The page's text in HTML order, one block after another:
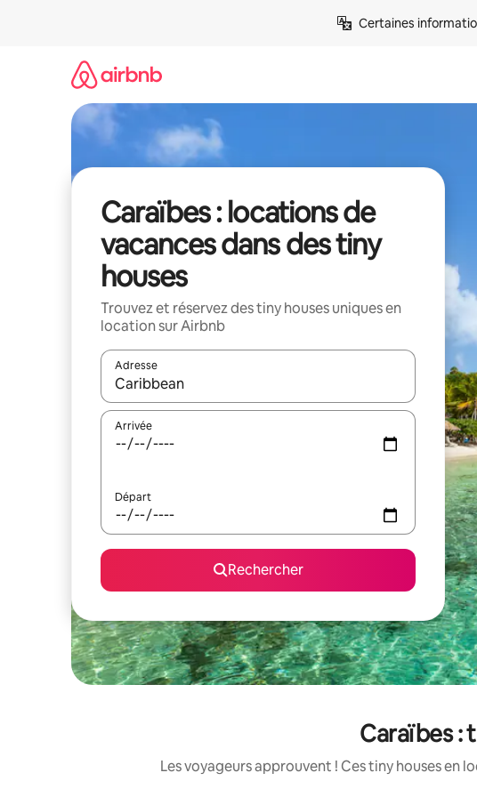
Certaines
Caraïbes : locations de
vacances dans des tiny
houses
Trouvez et réservez des tiny houses uniques en
location sur Airbnb
Adresse
Lorsque les résultats s'affichent, utilisez les flèches vers le
Arrivée
Départ
Rechercher
Caraïbes :
Les voyageurs approuvent ! Ces tiny houses